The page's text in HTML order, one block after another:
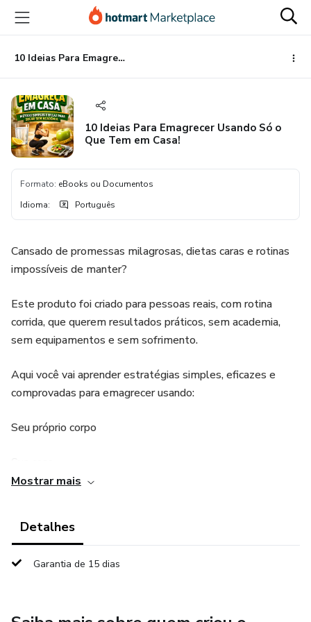
para
conteúdo
principal
para
pagamento
para
rodapé
10 Ideias Para Emagrecer Usando Só o Que Tem em Casa!
10 Ideias Para Emagrecer Usando Só o
Que Tem em Casa!
Formato: eBooks ou Documentos
Idioma: Português
Cansado de promessas milagrosas, dietas caras e rotinas
impossíveis de manter?
Este produto foi criado para pessoas reais, com rotina
corrida, que querem resultados práticos, sem academia,
sem equipamentos e sem sofrimento.
Aqui você vai aprender estratégias simples, eficazes e
comprovadas para emagrecer usando:
Seu próprio corpo
Nada de receitas difíceis ou treinos longos. São ações
pequenas, fáceis de aplicar, que geram mudanças reais no
peso, na disposição e na autoestima.
Mostrar mais
Detalhes
Garantia de 15 dias